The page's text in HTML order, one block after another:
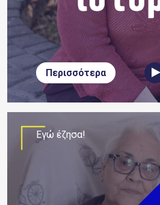
Περισσότερα
Εγώ έζησα!